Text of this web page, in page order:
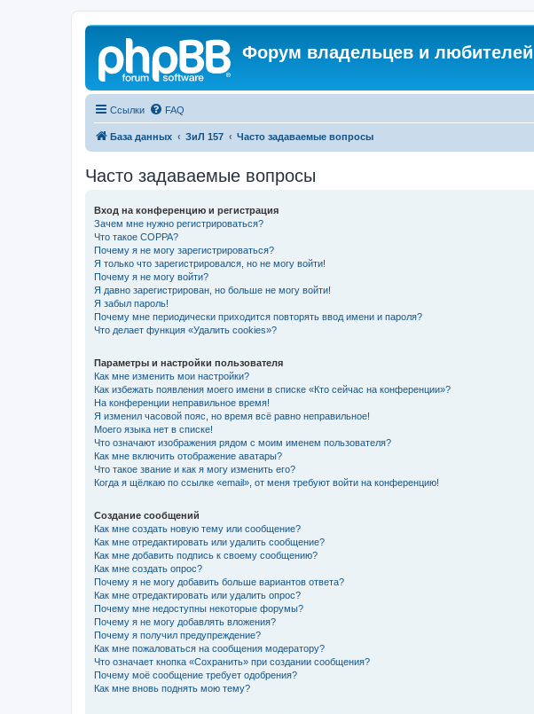
Форум владельцев и
Ссылки FAQ
База данных ЗиЛ 157 Часто задаваемые вопросы
Часто задаваемые вопросы
Вход на конференцию и регистрация
Зачем мне нужно регистрироваться?
Что такое COPPA?
Почему я не могу зарегистрироваться?
Я только что зарегистрировался, но не могу войти!
Почему я не могу войти?
Я давно зарегистрирован, но больше не могу войти!
Я забыл пароль!
Почему мне периодически приходится повторять ввод имени и пароля?
Что делает функция «Удалить cookies»?
Параметры и настройки пользователя
Как мне изменить мои настройки?
Как избежать появления моего имени в списке «Кто сейчас на конференции»?
На конференции неправильное время!
Я изменил часовой пояс, но время всё равно неправильное!
Моего языка нет в списке!
Что означают изображения рядом с моим именем пользователя?
Как мне включить отображение аватары?
Что такое звание и как я могу изменить его?
Когда я щёлкаю по ссылке «email», от меня требуют войти на конференцию!
Создание сообщений
Как мне создать новую тему или сообщение?
Как мне отредактировать или удалить сообщение?
Как мне добавить подпись к своему сообщению?
Как мне создать опрос?
Почему я не могу добавить больше вариантов ответа?
Как мне отредактировать или удалить опрос?
Почему мне недоступны некоторые форумы?
Почему я не могу добавлять вложения?
Почему я получил предупреждение?
Как мне пожаловаться на сообщения модератору?
Что означает кнопка «Сохранить» при создании сообщения?
Почему моё сообщение требует одобрения?
Как мне вновь поднять мою тему?